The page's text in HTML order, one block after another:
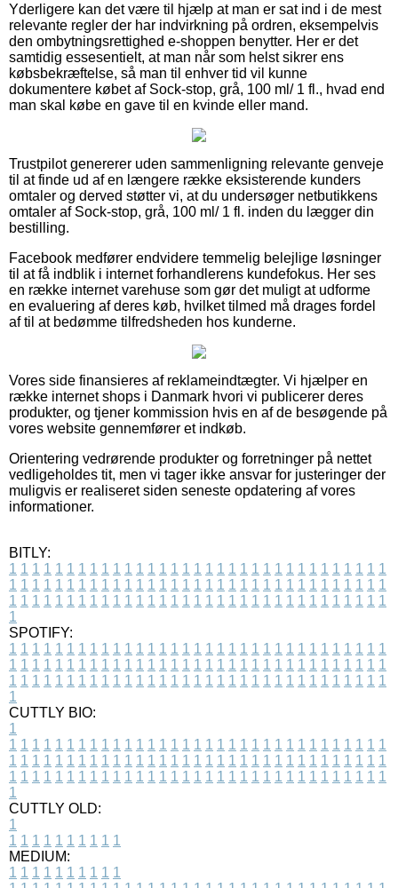
Yderligere kan det være til hjælp at man er sat ind i de mest
relevante regler der har indvirkning på ordren, eksempelvis
den ombytningsrettighed e-shoppen benytter. Her er det
samtidig essesentielt, at man når som helst sikrer ens
købsbekræftelse, så man til enhver tid vil kunne
dokumentere købet af Sock-stop, grå, 100 ml/ 1 fl., hvad end
man skal købe en gave til en kvinde eller mand.
Trustpilot genererer uden sammenligning relevante genveje
til at finde ud af en længere række eksisterende kunders
omtaler og derved støtter vi, at du undersøger netbutikkens
omtaler af Sock-stop, grå, 100 ml/ 1 fl. inden du lægger din
bestilling.
Facebook medfører endvidere temmelig belejlige løsninger
til at få indblik i internet forhandlerens kundefokus. Her ses
en række internet varehuse som gør det muligt at udforme
en evaluering af deres køb, hvilket tilmed må drages fordel
af til at bedømme tilfredsheden hos kunderne.
Vores side finansieres af reklameindtægter. Vi hjælper en
række internet shops i Danmark hvori vi publicerer deres
produkter, og tjener kommission hvis en af de besøgende på
vores website gennemfører et indkøb.
Orientering vedrørende produkter og forretninger på nettet
vedligeholdes tit, men vi tager ikke ansvar for justeringer der
muligvis er realiseret siden seneste opdatering af vores
informationer.
BITLY:
1 1 1 1 1 1 1 1 1 1 1 1 1 1 1 1 1 1 1 1 1 1 1 1 1 1 1 1 1 1 1 1 1
1 1 1 1 1 1 1 1 1 1 1 1 1 1 1 1 1 1 1 1 1 1 1 1 1 1 1 1 1 1 1 1 1
1 1 1 1 1 1 1 1 1 1 1 1 1 1 1 1 1 1 1 1 1 1 1 1 1 1 1 1 1 1 1 1 1
1
SPOTIFY:
1 1 1 1 1 1 1 1 1 1 1 1 1 1 1 1 1 1 1 1 1 1 1 1 1 1 1 1 1 1 1 1 1
1 1 1 1 1 1 1 1 1 1 1 1 1 1 1 1 1 1 1 1 1 1 1 1 1 1 1 1 1 1 1 1 1
1 1 1 1 1 1 1 1 1 1 1 1 1 1 1 1 1 1 1 1 1 1 1 1 1 1 1 1 1 1 1 1 1
1
CUTTLY BIO:
1
1 1 1 1 1 1 1 1 1 1 1 1 1 1 1 1 1 1 1 1 1 1 1 1 1 1 1 1 1 1 1 1 1
1 1 1 1 1 1 1 1 1 1 1 1 1 1 1 1 1 1 1 1 1 1 1 1 1 1 1 1 1 1 1 1 1
1 1 1 1 1 1 1 1 1 1 1 1 1 1 1 1 1 1 1 1 1 1 1 1 1 1 1 1 1 1 1 1 1
1
CUTTLY OLD:
1
1 1 1 1 1 1 1 1 1 1
MEDIUM:
1 1 1 1 1 1 1 1 1 1